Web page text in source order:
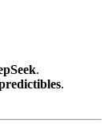
.
.